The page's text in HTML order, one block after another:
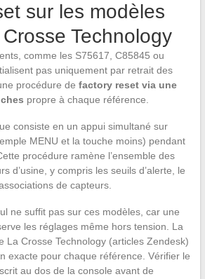
sur les modèles
Technology
comme les S75617, C85845 ou
pas uniquement par retrait des
procédure de factory reset via une
propre à chaque référence.
consiste en un appui simultané sur
MENU et la touche moins) pendant
procédure ramène l’ensemble des
d’usine, y compris les seuils d’alerte, le
de capteurs.
ne suffit pas sur ces modèles, car une
les réglages même hors tension. La
La Crosse Technology (articles Zendesk)
exacte pour chaque référence. Vérifier le
au dos de la console avant de